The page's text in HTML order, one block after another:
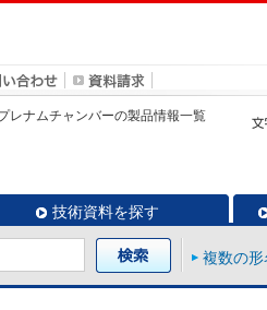
レナムチャンバーの製品情報一覧
技術資料を探す
複数の